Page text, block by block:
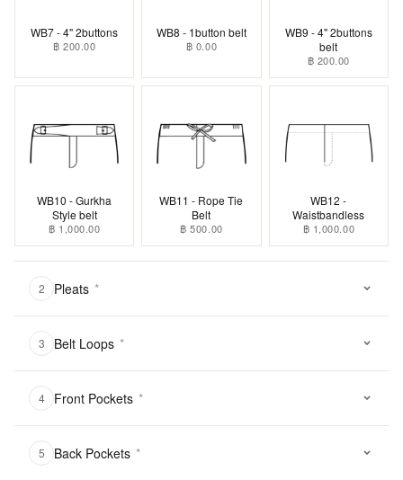
WB7 - 4" 2buttons
฿ 200.00
WB8 - 1button belt
฿ 0.00
WB9 - 4" 2buttons
belt
฿ 200.00
WB10 - Gurkha
Style belt
฿ 1,000.00
WB11 - Rope Tie
Belt
฿ 500.00
WB12 -
Waistbandless
฿ 1,000.00
2 Pleats *
3 Belt Loops *
4 Front Pockets *
5 Back Pockets *